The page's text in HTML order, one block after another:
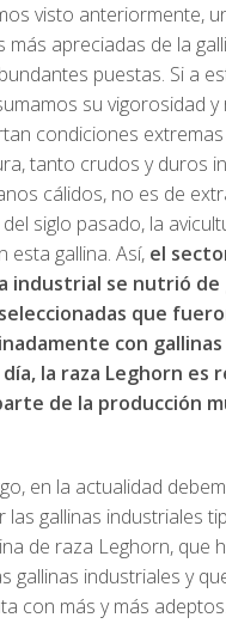
visto anteriormente,
más apreciadas de la
puestas. Si a
su vigorosidad y
condiciones
tanto crudos y duros
cálidos, no es de
siglo pasado, la
esta gallina. Así, el
industrial se nutrió de
que
con
la raza Leghorn es
de la producción
en la actualidad
las gallinas industriales
de raza Leghorn, que
gallinas industriales y
con más y más adeptos.